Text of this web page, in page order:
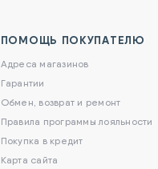
ПОМОЩЬ ПОКУПАТЕЛЮ
Адреса магазинов
Гарантии
Обмен, возврат и ремонт
Правила программы лояльности
Покупка в кредит
Карта сайта